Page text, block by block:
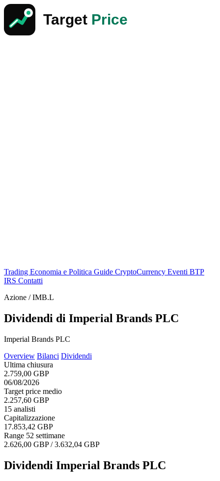
Trading Economia e Politica Guide CryptoCurrency Eventi BTP
IRS Contatti
Azione / IMB.L
Dividendi di Imperial Brands PLC
Imperial Brands PLC
Overview Bilanci Dividendi
Ultima chiusura
2.759,00 GBP
06/08/2026
Target price medio
2.257,60 GBP
15 analisti
Capitalizzazione
17.853,42 GBP
Range 52 settimane
2.626,00 GBP / 3.632,04 GBP
Dividendi Imperial Brands PLC